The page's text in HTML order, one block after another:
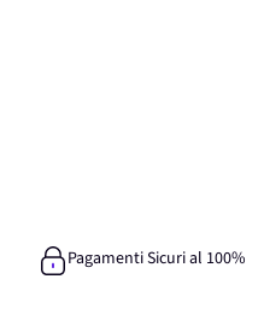
Pagamenti Sicuri al 100%